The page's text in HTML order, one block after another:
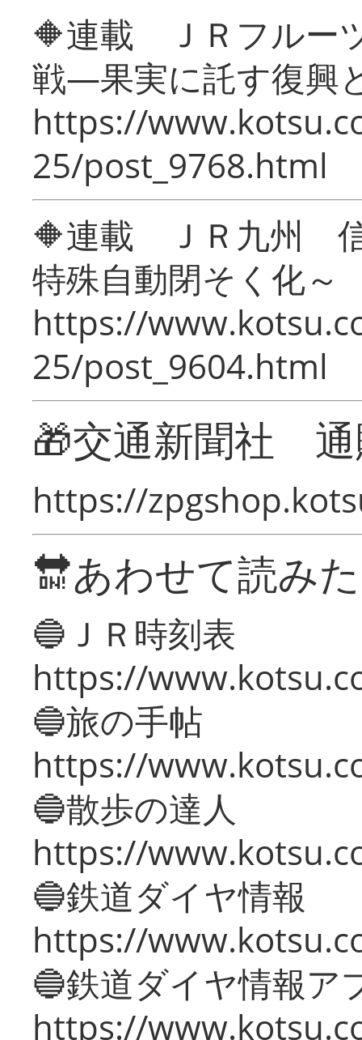
🔶連載 ＪＲフルー
戦―果実に託す復興
https://
25/post_9768.html
🔶連載 ＪＲ九州 信
特殊自動閉そく化～
https://
25/post_9604.html
🎁交通新聞社
https://
🔛あわせて読み
🔵ＪＲ時刻表
https://
🔵旅の手帖
https://
🔵散歩の達人
https://
🔵鉄道ダイヤ情報
https://
🔵鉄道ダイヤ情報ア
https://